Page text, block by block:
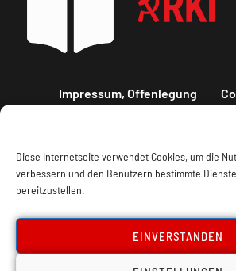
Diese Internetseite verwendet Cookies, um die
verbessern und den Benutzern bestimmte
bereitzustellen.
EINVERSTANDEN
Impressum, Offenlegung